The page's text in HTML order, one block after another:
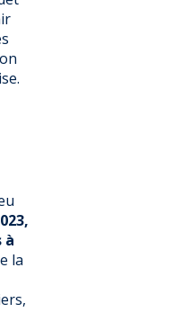
,
à
la